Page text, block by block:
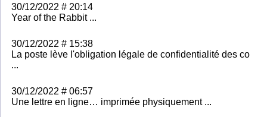
30/12/2022 # 20:14
Year of the Rabbit ...
30/12/2022 # 15:38
La poste lève l'obligation légale de confidentialité des co
...
30/12/2022 # 06:57
Une lettre en ligne… imprimée physiquement ...